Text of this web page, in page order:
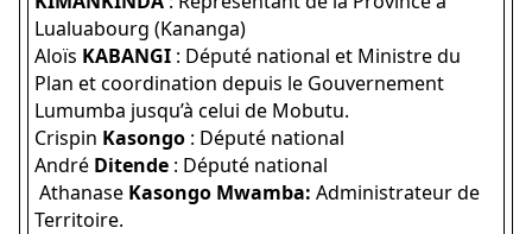
Lualuabourg (Kananga)
Aloïs KABANGI : Député national et Ministre du
Plan et coordination depuis le Gouvernement
Lumumba jusqu’à celui de Mobutu.
Crispin Kasongo : Député national
André Ditende : Député national
Athanase Kasongo Mwamba: Administrateur de
Territoire.